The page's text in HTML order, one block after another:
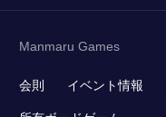
Manmaru Games
会則 イベント情報